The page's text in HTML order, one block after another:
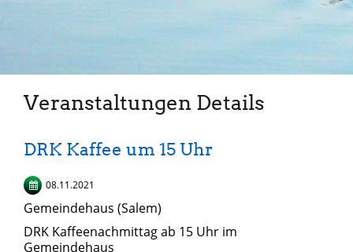
Veranstaltungen Details
DRK Kaffee um 15 Uhr
08.11.2021
Gemeindehaus (Salem)
DRK Kaffeenachmittag ab 15 Uhr im
Gemeindehaus